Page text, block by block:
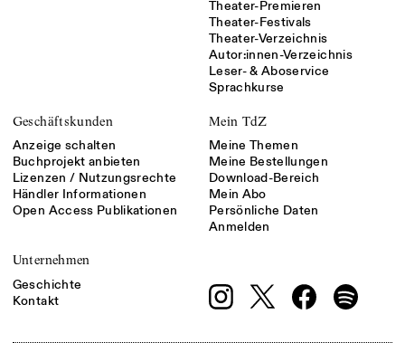
Theater-Premieren
Theater-Festivals
Theater-Verzeichnis
Autor:innen-Verzeichnis
Leser- & Aboservice
Sprachkurse
Geschäftskunden
Anzeige schalten
Buchprojekt anbieten
Lizenzen / Nutzungsrechte
Händler Informationen
Open Access Publikationen
Mein TdZ
Meine Themen
Meine Bestellungen
Download-Bereich
Mein Abo
Persönliche Daten
Anmelden
Unternehmen
Geschichte
Kontakt